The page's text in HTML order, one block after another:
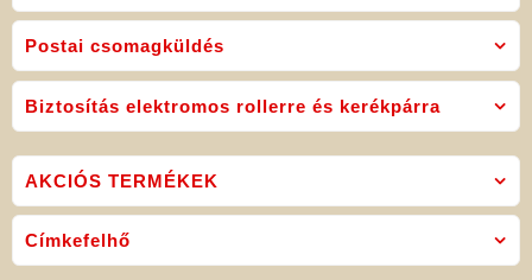
Postai csomagküldés
Biztosítás elektromos rollerre és kerékpárra
AKCIÓS TERMÉKEK
Címkefelhő